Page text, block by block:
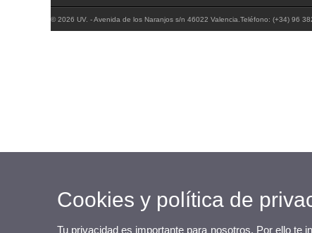
© 2026 UV. - Avenida de los Naranjos s/n 46022 Valencia.Teléfono: (+34) 96
Cookies y política de
Tu privacidad es importante para nosotros. Por ello te